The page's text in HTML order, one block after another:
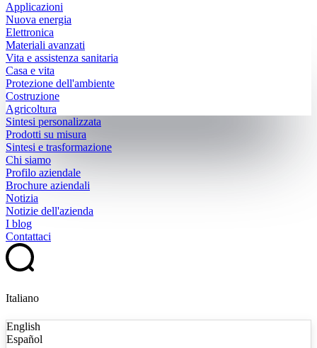
Applicazioni
Nuova energia
Elettronica
Materiali avanzati
Vita e assistenza sanitaria
Casa e vita
Protezione dell'ambiente
Costruzione
Agricoltura
Sintesi personalizzata
Prodotti su misura
Sintesi e trasformazione
Chi siamo
Profilo aziendale
Brochure aziendali
Notizia
Notizie dell'azienda
I blog
Contattaci
Italiano
English
Español